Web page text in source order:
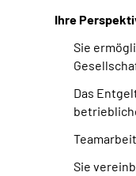
Ihre
Sie
Das
Sie